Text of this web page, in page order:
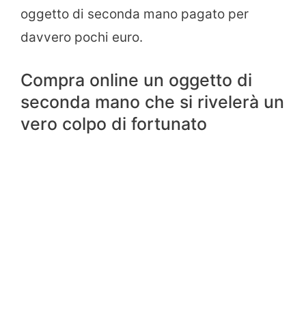
oggetto di seconda mano pagato per
davvero pochi euro.
Compra online un oggetto di
seconda mano che si rivelerà un
vero colpo di fortunato